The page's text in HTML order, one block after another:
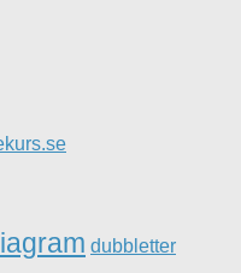
dubbletter